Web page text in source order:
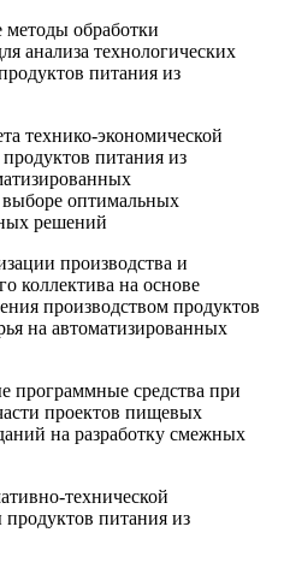
методы обработки
анализа технологических
питания из
технико-экономической
питания из
оптимальных
решений
производства и
коллектива на основе
производством продуктов
на автоматизированных
программные средства при
проектов пищевых
на разработку смежных
технической
питания из